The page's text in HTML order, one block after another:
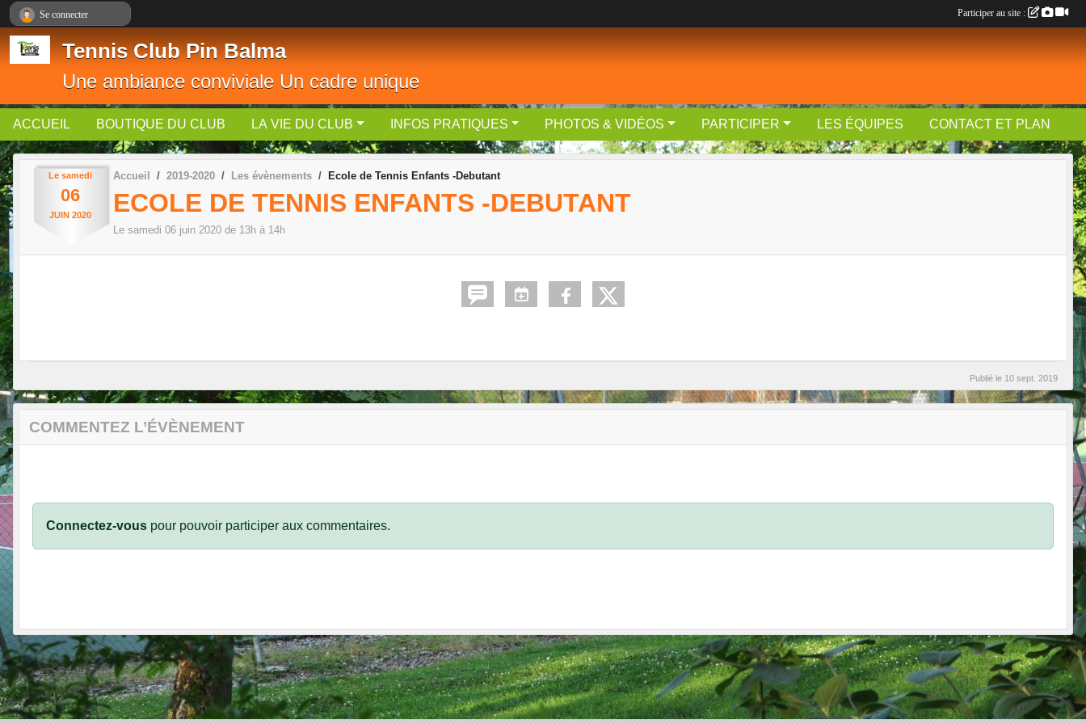
Tennis Club Pin Balma
Une ambiance conviviale Un cadre unique
ACCUEIL BOUTIQUE DU CLUB LA VIE DU CLUB INFOS PRATIQUES PHOTOS & VIDÉOS PARTICIPER LES ÉQUIPES CONTACT ET PLAN
Le samedi
06
JUIN 2020
Accueil 2019-2020 Les évènements Ecole de Tennis Enfants -Debutant
ECOLE DE TENNIS ENFANTS -DEBUTANT
Le samedi 06 juin 2020 de 13h à 14h
Publié le 10 sept. 2019
COMMENTEZ L’ÉVÈNEMENT
Connectez-vous pour pouvoir participer aux commentaires.
Se connecter Participer au site :
Panneau de gestion des cookies